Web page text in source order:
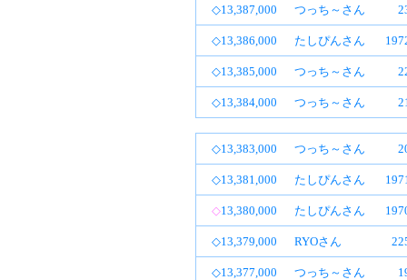
◇13,387,000 つっち～さん
◇13,386,000 たしぴんさん
◇13,385,000 つっち～さん
◇13,384,000 つっち～さん
◇13,383,000 つっち～さん
◇13,381,000 たしぴんさん
◇13,380,000 たしぴんさん
◇13,379,000 RYOさん
◇13,377,000 つっち～さん